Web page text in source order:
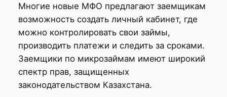
Многие новые МФО предлагают заемщикам
возможность создать личный кабинет, где
можно контролировать свои займы,
производить платежи и следить за сроками.
Заемщики по микрозаймам имеют широкий
спектр прав, защищенных
законодательством Казахстана.